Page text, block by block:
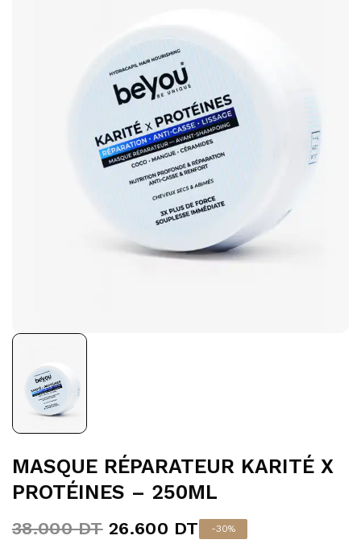
MASQUE RÉPARATEUR KARITÉ X
PROTÉINES – 250ML
38.000DT 26.600 DT -30%